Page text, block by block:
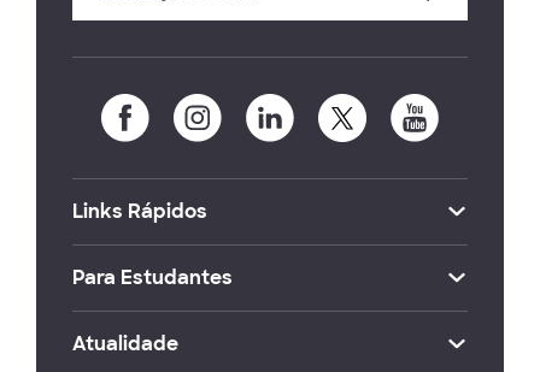
Links Rápidos
Para Estudantes
Atualidade